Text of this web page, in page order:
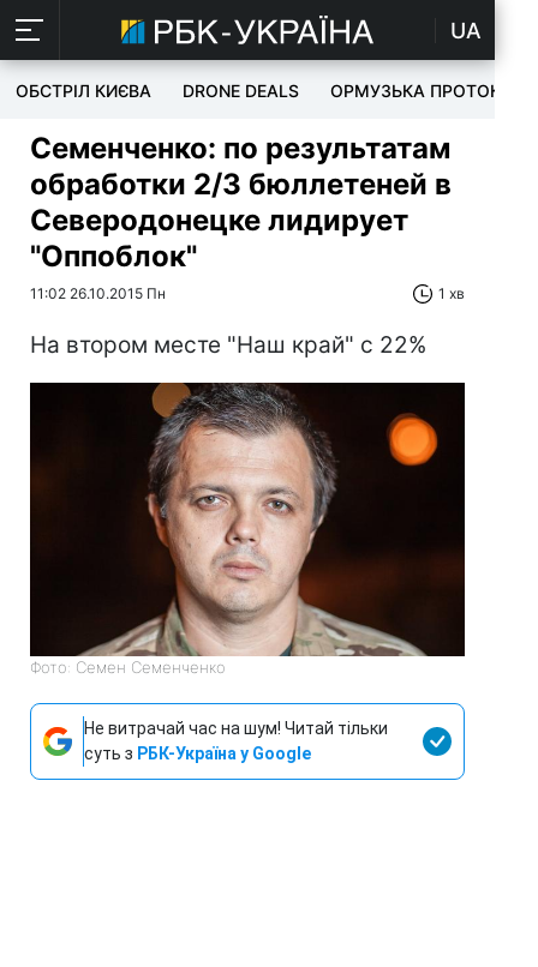
UA
ОБСТРІЛ КИЄВА DRONE DEALS ОРМУЗЬКА ПРОТОКА
Семенченко: по результатам
обработки 2/3 бюллетеней в
Северодонецке лидирует
"Оппоблок"
11:02 26.10.2015 Пн 1 хв
На втором месте "Наш край" с 22%
Фото: Семен Семенченко
Не витрачай час на шум! Читай тільки
суть з РБК-Україна у Google